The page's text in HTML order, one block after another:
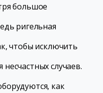
большое
ригельная
чтобы исключить
случаев.
как